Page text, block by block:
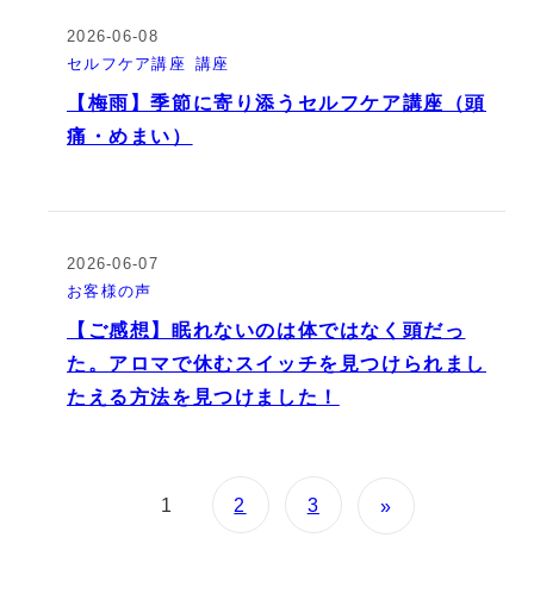
2026-06-08
セルフケア講座 講座
【梅雨】季節に寄り添うセルフケア講座（頭
痛・めまい）
2026-06-07
お客様の声
【ご感想】眠れないのは体ではなく頭だっ
た。アロマで休むスイッチを見つけられまし
たえる方法を見つけました！
1 2 3 »